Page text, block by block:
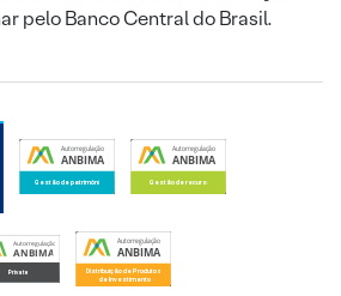
pelo Banco Central do Brasil.